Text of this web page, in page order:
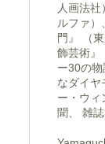
人画法
ルファ）
門』 （
飾芸術』
ー30の
なダイヤ
ー・ウィ
聞、 雑